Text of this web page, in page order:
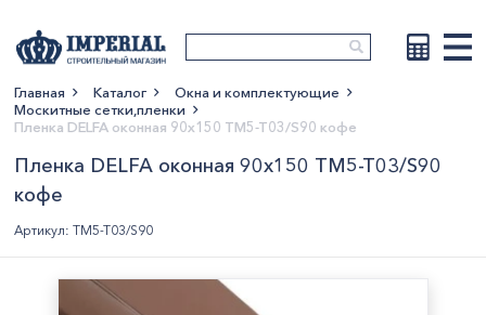
Показать больше
Главная Каталог
Окна и комплектующие
Москитные сетки,пленки
Пленка DELFA оконная 90х150 TM5-T03/S90 кофе
Пленка DELFA оконная 90х150 TM5-T03/S90
кофе
Артикул: TM5-T03/S90